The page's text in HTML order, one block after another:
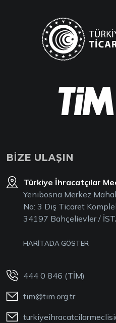
BİZE ULAŞIN
Türkiye İhracatçılar
Yenibosna Merkez
No: 3 Dış Ticaret
34197 Bahçelievler /
HARİTADA GÖSTER
444 0 846 (TİM)
tim@tim.org.tr